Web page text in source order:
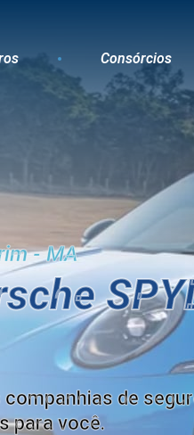
Consórcios
- MA
de
para você.